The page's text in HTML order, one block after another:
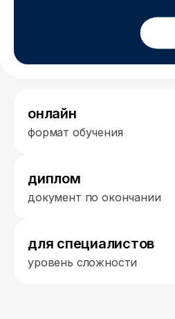
онлайн
формат обучения
диплом
документ по окончании
для специалистов
уровень сложности